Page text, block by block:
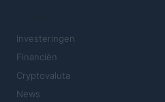
Investeringen
Financiën
Cryptovaluta
News